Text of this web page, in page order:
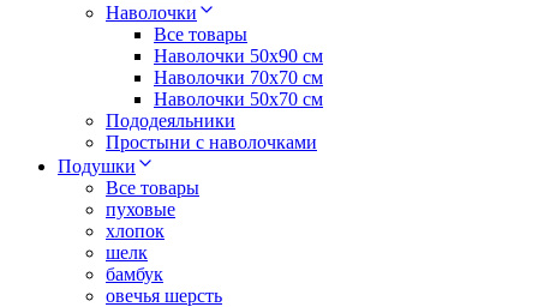
Наволочки
Все товары
Наволочки 50x90 см
Наволочки 70x70 cм
Наволочки 50х70 см
Пододеяльники
Простыни с наволочками
Подушки
Все товары
пуховые
хлопок
шелк
бамбук
овечья шерсть